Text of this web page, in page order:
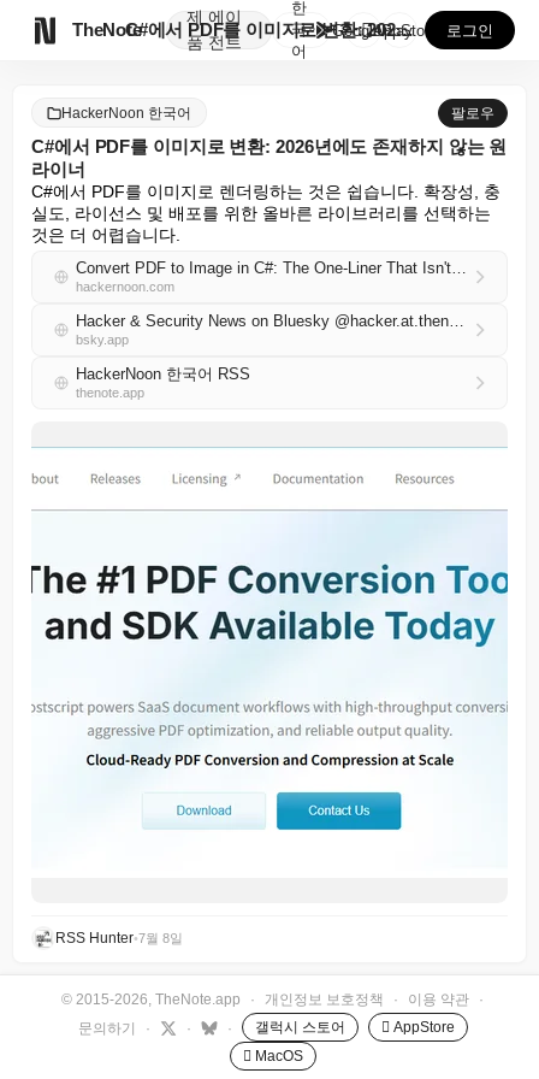
TheNote
제
품
에이
전트
C#에서 PDF를 이미지로 변환: 2026년에도 존재하...
한
국
어
GooglePlay
AppStore 로그인
HackerNoon 한국어 팔로우
C#에서 PDF를 이미지로 변환: 2026년에도 존재하지 않는 원
라이너
C#에서 PDF를 이미지로 렌더링하는 것은 쉽습니다. 확장성, 충
실도, 라이선스 및 배포를 위한 올바른 라이브러리를 선택하는
것은 더 어렵습니다.
Convert PDF to Image in C#: The One-Liner That Isn't in 2026
hackernoon.com
Hacker & Security News on Bluesky @hacker.at.thenote.app
bsky.app
HackerNoon 한국어 RSS
thenote.app
RSS Hunter•7월 8일
© 2015-2026, TheNote.app · 개인정보 보호정책 · 이용 약관
·
문의하기
· · · 갤럭시 스토어
 AppStore
 MacOS